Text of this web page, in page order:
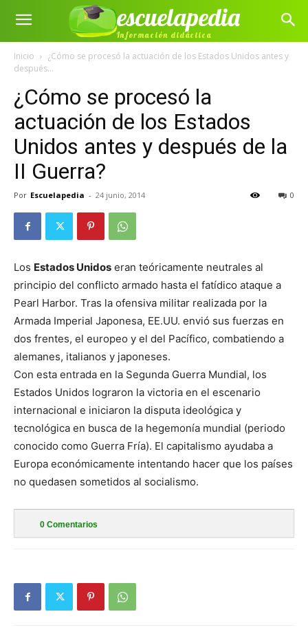
escuelapedia
Información didáctica
Inicio
¿Cómo se procesó la actuación de los Estados Unidos antes y
después...
¿Cómo se procesó la
actuación de los Estados
Unidos antes y después de la
II Guerra?
Por Escuelapedia - 24 junio, 2014 0
Los Estados Unidos eran teóricamente neutrales al
principio del conflicto armado hasta el fatídico ataque a
Pearl Harbor. Tras la ofensiva militar realizada por la
Armada Imperial Japonesa, EE.UU. envió sus fuerzas en
dos frentes, el europeo y el del Pacífico, combatiendo a
alemanes, italianos y japoneses.
Con esta entrada en la Segunda Guerra Mundial, los
Estados Unidos lograron la victoria en el escenario
internacional e iniciaron la disputa ideológica y
tecnológica en busca de la hegemonía mundial (periodo
conocido como Guerra Fría). El capitalismo ayudaba a
Europa económicamente intentando hacer que los países
no quedasen sometidos al socialismo.
0 Comentarios